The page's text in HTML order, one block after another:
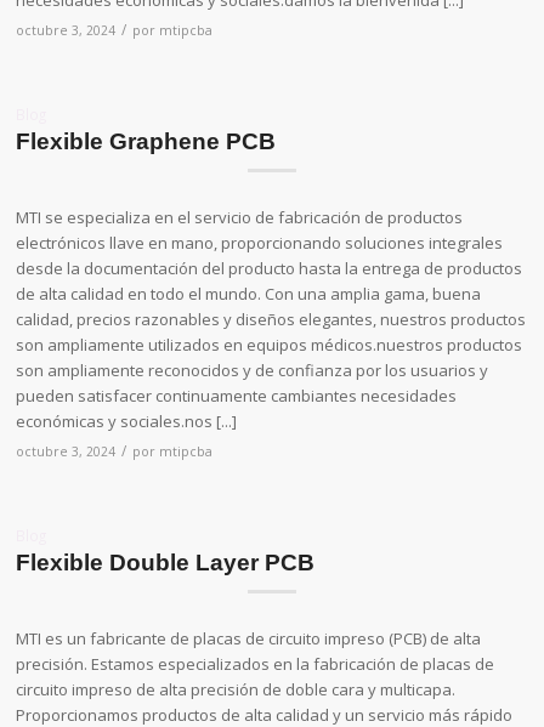
octubre 3, 2024 / por mtipcba
Flexible Graphene PCB
MTI se especializa en el servicio de fabricación de productos
electrónicos llave en mano, proporcionando soluciones integrales
desde la documentación del producto hasta la entrega de productos
de alta calidad en todo el mundo. Con una amplia gama, buena
calidad, precios razonables y diseños elegantes, nuestros productos
son ampliamente utilizados en equipos médicos.nuestros productos
son ampliamente reconocidos y de confianza por los usuarios y
pueden satisfacer continuamente cambiantes necesidades
económicas y sociales.nos [...]
octubre 3, 2024 / por mtipcba
Flexible Double Layer PCB
MTI es un fabricante de placas de circuito impreso (PCB) de alta
precisión. Estamos especializados en la fabricación de placas de
circuito impreso de alta precisión de doble cara y multicapa.
Proporcionamos productos de alta calidad y un servicio más rápido